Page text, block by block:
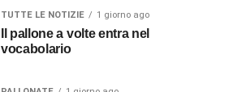
TUTTE LE NOTIZIE 1 giorno ago
Il pallone a volte entra nel
vocabolario